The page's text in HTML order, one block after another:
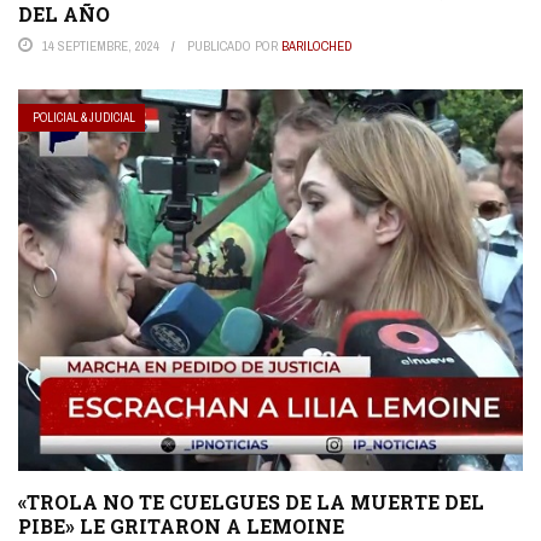
DEL AÑO
14 SEPTIEMBRE, 2024 PUBLICADO POR BARILOCHED
POLICIAL & JUDICIAL
«TROLA NO TE CUELGUES DE LA MUERTE DEL
PIBE» LE GRITARON A LEMOINE